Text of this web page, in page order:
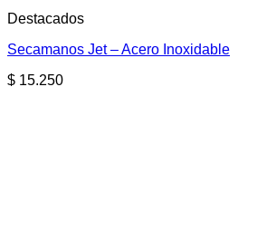
Destacados
Secamanos Jet – Acero Inoxidable
$ 15.250